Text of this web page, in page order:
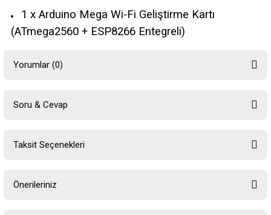
1 x Arduino Mega Wi-Fi Geliştirme Kartı
(ATmega2560 + ESP8266 Entegreli)
Yorumlar (0)
Soru & Cevap
Taksit Seçenekleri
Önerileriniz